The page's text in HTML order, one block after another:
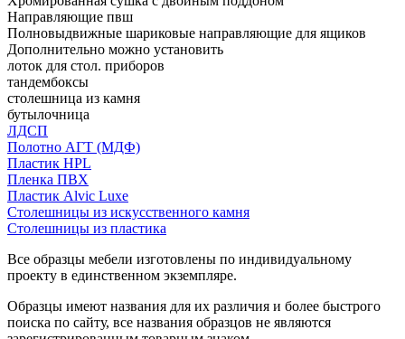
Направляющие пвш
Полновыдвижные шариковые направляющие для ящиков
Дополнительно можно установить
лоток для стол. приборов
тандембоксы
столешница из камня
бутылочница
ЛДСП
Полотно АГТ (МДФ)
Пластик HPL
Пленка ПВХ
Пластик Alvic Luxe
Столешницы из искусственного камня
Столешницы из пластика
Все образцы мебели изготовлены по индивидуальному
проекту в единственном экземпляре.
Образцы имеют названия для их различия и более быстрого
поиска по сайту, все названия образцов не являются